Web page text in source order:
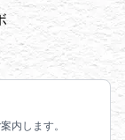
内します。